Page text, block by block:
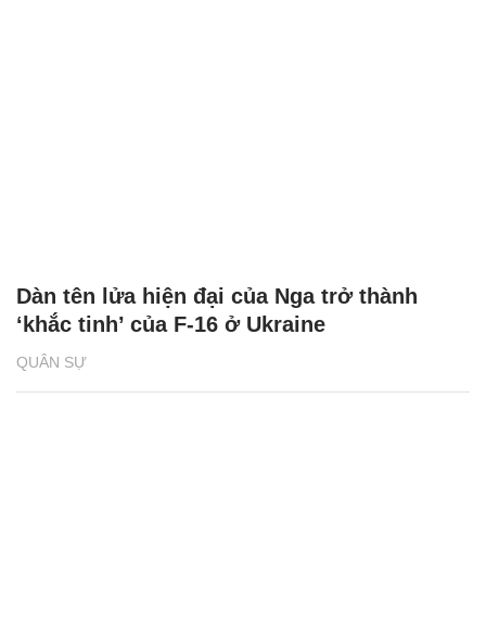
QUÂN SỰ
Dàn tên lửa hiện đại của Nga trở thành
‘khắc tinh’ của F-16 ở Ukraine